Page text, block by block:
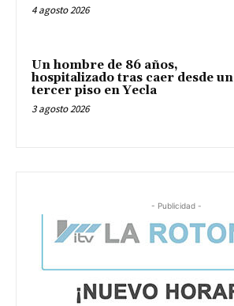
4 agosto 2026
Un hombre de 86 años,
hospitalizado tras caer desde un
tercer piso en Yecla
3 agosto 2026
- Publicidad -